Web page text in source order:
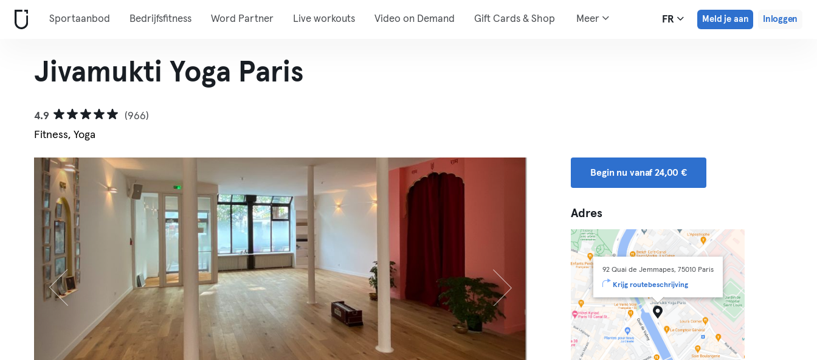
Sportaanbod Bedrijfsfitness Word Partner Live workouts Video on Demand Gift Cards & Shop Meer FR Meld je aan Inloggen
Jivamukti Yoga Paris
4.9
(966)
Fitness, Yoga
Begin nu vanaf 24,00 €
Adres
92 Quai de Jemmapes, 75010 Paris
Krijg routebeschrijving